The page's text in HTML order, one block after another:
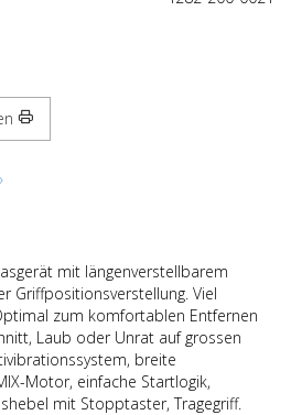
mit längenverstellbarem
Griffpositionsverstellung. Viel
zum komfortablen Entfernen
Laub oder Unrat auf grossen
breite
Motor, einfache Startlogik,
mit Stopptaster, Tragegriff.